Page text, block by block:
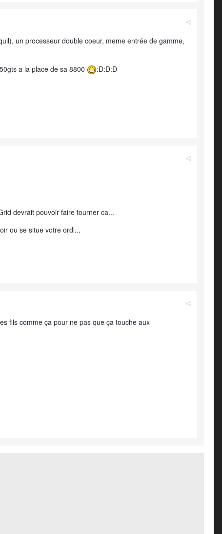
un processeur double coeur, meme entrée de gamme,
a la place de sa 8800
:D:D:D
devrait pouvoir faire tourner ca...
ou se situe votre ordi...
fils comme ça pour ne pas que ça touche aux